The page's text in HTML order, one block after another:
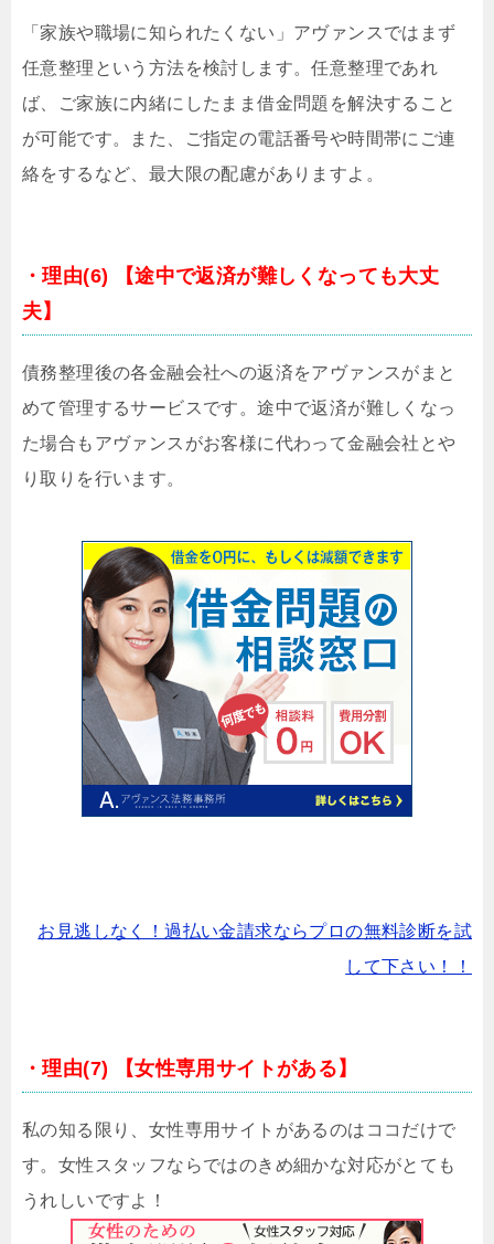
「家族や職場に知られたくない」アヴァンスではまず
任意整理という方法を検討します。任意整理であれ
ば、ご家族に内緒にしたまま借金問題を解決すること
が可能です。また、ご指定の電話番号や時間帯にご連
絡をするなど、最大限の配慮がありますよ。
・理由(6) 【途中で返済が難しくなっても大丈
夫】
債務整理後の各金融会社への返済をアヴァンスがまと
めて管理するサービスです。途中で返済が難しくなっ
た場合もアヴァンスがお客様に代わって金融会社とや
り取りを行います。
お見逃しなく！過払い金請求ならプロの無料診断を試
して下さい！！
・理由(7) 【女性専用サイトがある】
私の知る限り、女性専用サイトがあるのはココだけで
す。女性スタッフならではのきめ細かな対応がとても
うれしいですよ！